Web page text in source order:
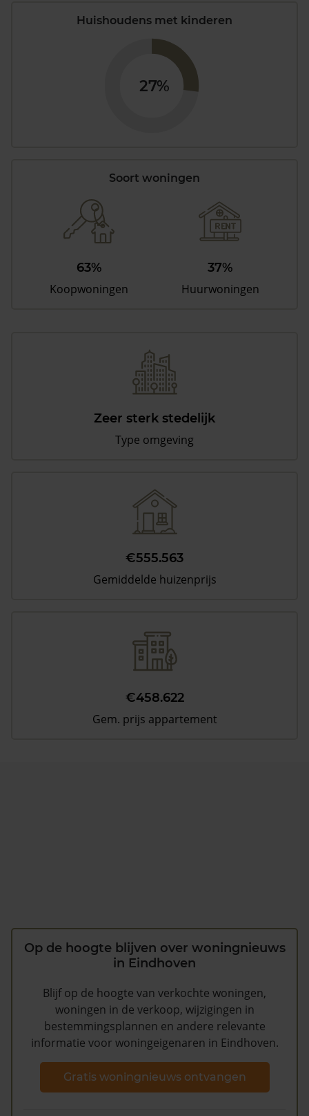
Huishoudens met kinderen
27%
Soort woningen
63%
Koopwoningen
37%
Huurwoningen
Zeer sterk stedelijk
Type omgeving
€555.563
Gemiddelde huizenprijs
€458.622
Gem. prijs appartement
Op de hoogte blijven over woningnieuws
in Eindhoven
Blijf op de hoogte van verkochte woningen,
woningen in de verkoop, wijzigingen in
bestemmingsplannen en andere relevante
informatie voor woningeigenaren in Eindhoven.
Gratis woningnieuws ontvangen